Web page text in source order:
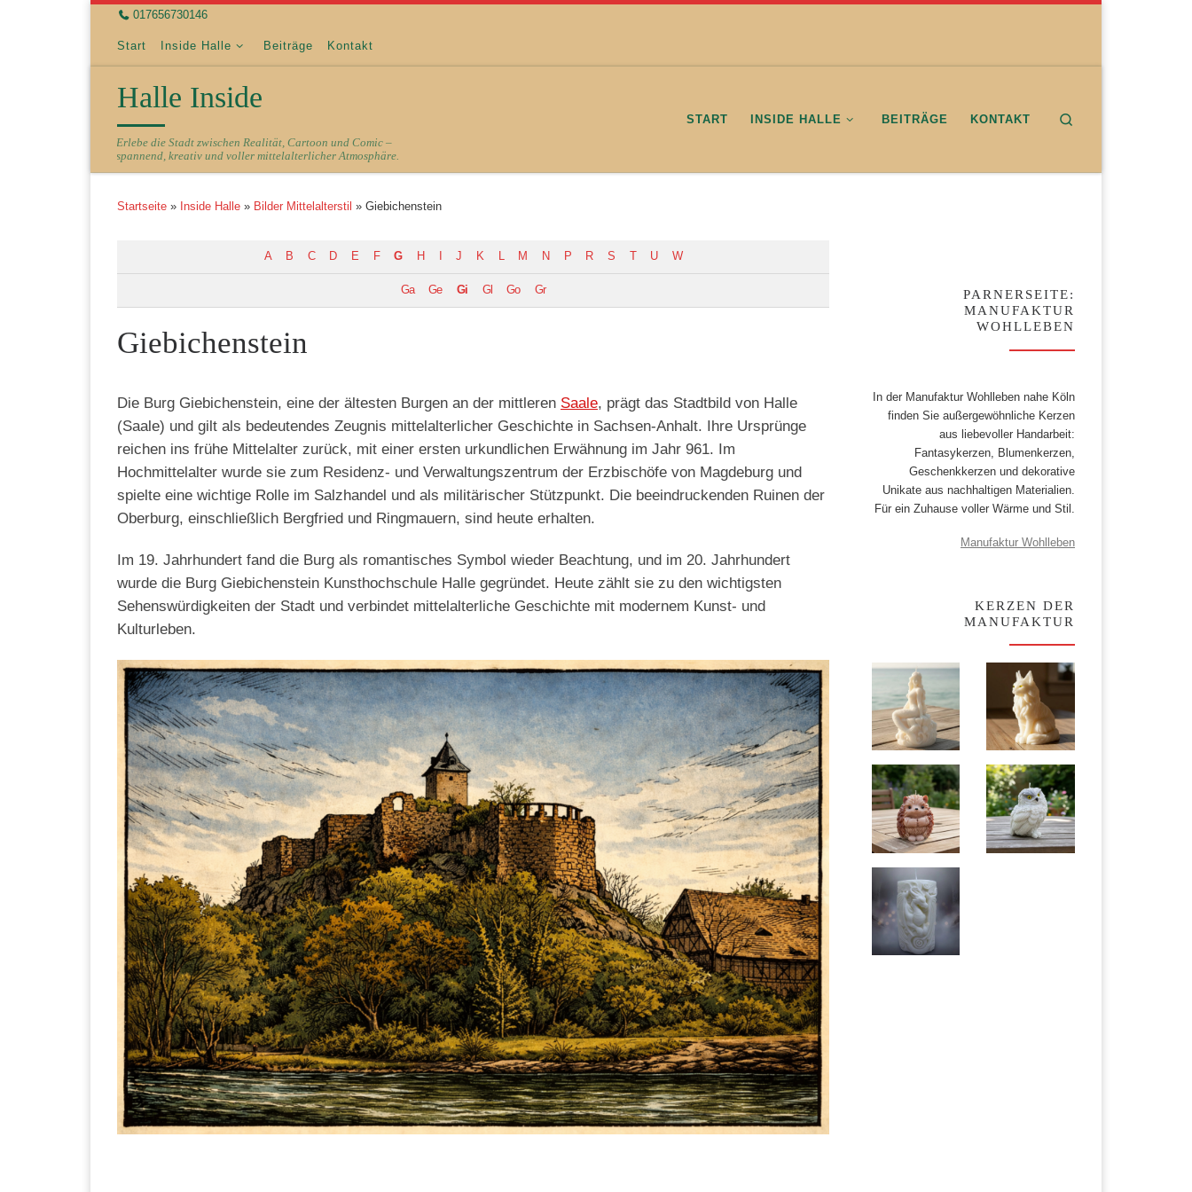
Zum Inhalt springen
017656730146
Start Inside Halle Beiträge Kontakt
Halle Inside
Erlebe die Stadt zwischen Realität, Cartoon und Comic –
spannend, kreativ und voller mittelalterlicher Atmosphäre.
START INSIDE HALLE BEITRÄGE KONTAKT
Startseite » Inside Halle » Bilder Mittelalterstil » Giebichenstein
A B C D E F G H J K L M N P R S U W
Ga Ge Gi Gl Go Gr
Giebichenstein
Die Burg Giebichenstein, eine der ältesten Burgen an der mittleren Saale, prägt das Stadtbild von Halle
(Saale) und gilt als bedeutendes Zeugnis mittelalterlicher Geschichte in Sachsen-Anhalt. Ihre Ursprünge
reichen ins frühe Mittelalter zurück, mit einer ersten urkundlichen Erwähnung im Jahr 961. Im
Hochmittelalter wurde sie zum Residenz- und Verwaltungszentrum der Erzbischöfe von Magdeburg und
spielte eine wichtige Rolle im Salzhandel und als militärischer Stützpunkt. Die beeindruckenden Ruinen der
Oberburg, einschließlich Bergfried und Ringmauern, sind heute erhalten.
Im 19. Jahrhundert fand die Burg als romantisches Symbol wieder Beachtung, und im 20. Jahrhundert
wurde die Burg Giebichenstein Kunsthochschule Halle gegründet. Heute zählt sie zu den wichtigsten
Sehenswürdigkeiten der Stadt und verbindet mittelalterliche Geschichte mit modernem Kunst- und
Kulturleben.
PARNERSEITE:
MANUFAKTUR
WOHLLEBEN
In der Manufaktur Wohlleben nahe Köln
finden Sie außergewöhnliche Kerzen
aus liebevoller Handarbeit:
Fantasykerzen, Blumenkerzen,
Geschenkkerzen und dekorative
Unikate aus nachhaltigen Materialien.
Für ein Zuhause voller Wärme und Stil.
Manufaktur Wohlleben
KERZEN DER
MANUFAKTUR